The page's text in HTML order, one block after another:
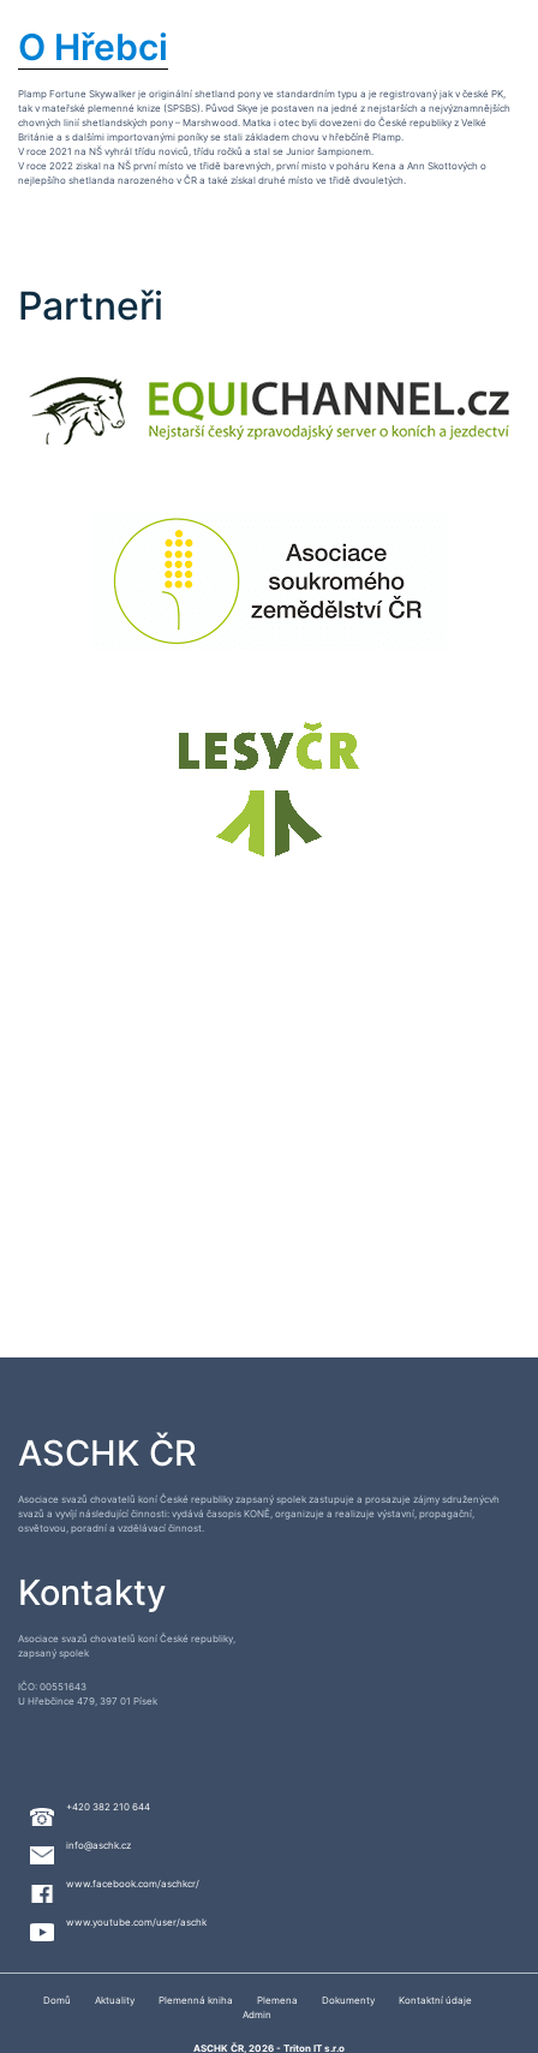
O Hřebci
Plamp Fortune Skywalker je originální shetland pony ve standardním typu a je registrovaný jak v české PK,
tak v mateřské plemenné knize (SPSBS). Původ Skye je postaven na jedné z nejstarších a nejvýznamnějších
chovných linií shetlandských pony – Marshwood. Matka i otec byli dovezeni do České republiky z Velké
Británie a s dalšími importovanými poníky se stali základem chovu v hřebčíně Plamp.
V roce 2021 na NŠ vyhrál třídu noviců, třídu ročků a stal se Junior šampionem.
V roce 2022 ziskal na NŠ první místo ve třidě barevných, první misto v poháru Kena a Ann Skottových o
nejlepšího shetlanda narozeného v ČR a také získal druhé místo ve třidě dvouletých.
Partneři
ASCHK ČR
Asociace svazů chovatelů koní České republiky zapsaný spolek zastupuje a prosazuje zájmy sdruženýcvh
svazů a vyvíjí následující činnosti: vydává časopis KONĚ, organizuje a realizuje výstavní, propagační,
osvětovou, poradní a vzdělávací činnost.
Kontakty
Asociace svazů chovatelů koní České republiky,
zapsaný spolek
IČO: 00551643
U Hřebčince 479, 397 01 Písek
+420 382 210 644
info@aschk.cz
www.facebook.com/aschkcr/
www.youtube.com/user/aschk
Domů Aktuality Plemenná kniha Plemena Dokumenty
Kontaktní údaje
Admin
ASCHK ČR, 2026 - Triton IT s.r.o